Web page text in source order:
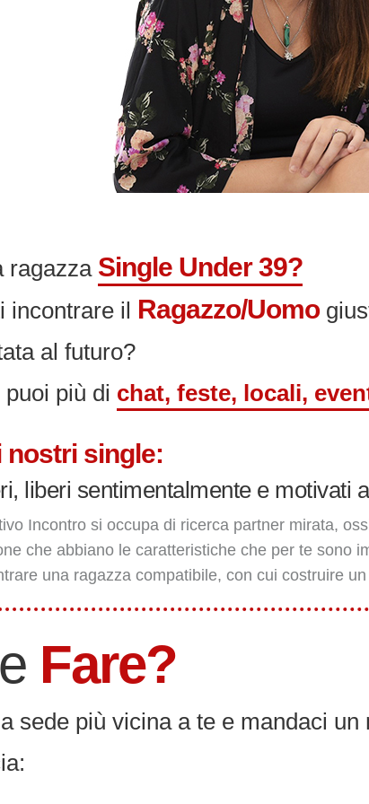
ragazza Single Under 39?
incontrare il Ragazzo/Uomo
al futuro?
puoi più di chat, feste, locali,
nostri single:
liberi sentimentalmente e motivati
Incontro si occupa di ricerca partner mirata,
che abbiano le caratteristiche che per te sono
una ragazza compatibile, con cui costruire
Fare?
sede più vicina a te e mandaci